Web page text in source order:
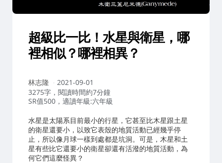
超級比一比！水星與衛星，哪
裡相似？哪裡相異？
作
者：
林志隆
2021-09-01
3275字，閱讀時間約7分鐘
SR值500，適讀年級:六年級
水星是太陽系目前最小的行星，它甚至比木星跟土星
的衛星還要小，以致它表殼的地質活動已經幾乎停
止，所以像月球一樣到處都是坑洞。可是，木星和土
星有些比它還要小的衛星卻還有活潑的地質活動，為
何它們這麼怪異？